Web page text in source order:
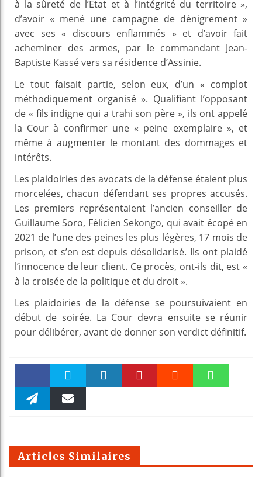
à la sûreté de l’État et à l’intégrité du territoire »,
d’avoir « mené une campagne de dénigrement »
avec ses « discours enflammés » et d’avoir fait
acheminer des armes, par le commandant Jean-
Baptiste Kassé vers sa résidence d’Assinie.
Le tout faisait partie, selon eux, d’un « complot
méthodiquement organisé ». Qualifiant l’opposant
de « fils indigne qui a trahi son père », ils ont appelé
la Cour à confirmer une « peine exemplaire », et
même à augmenter le montant des dommages et
intérêts.
Les plaidoiries des avocats de la défense étaient plus
morcelées, chacun défendant ses propres accusés.
Les premiers représentaient l’ancien conseiller de
Guillaume Soro, Félicien Sekongo, qui avait écopé en
2021 de l’une des peines les plus légères, 17 mois de
prison, et s’en est depuis désolidarisé. Ils ont plaidé
l’innocence de leur client. Ce procès, ont-ils dit, est «
à la croisée de la politique et du droit ».
Les plaidoiries de la défense se poursuivaient en
début de soirée. La Cour devra ensuite se réunir
pour délibérer, avant de donner son verdict définitif.
Faceboo Twitter
m
Articles Similaires